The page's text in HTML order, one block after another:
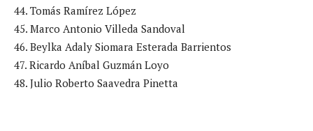
44. Tomás Ramírez López
45. Marco Antonio Villeda Sandoval
46. Beylka Adaly Siomara Esterada Barrientos
47. Ricardo Aníbal Guzmán Loyo
48. Julio Roberto Saavedra Pinetta